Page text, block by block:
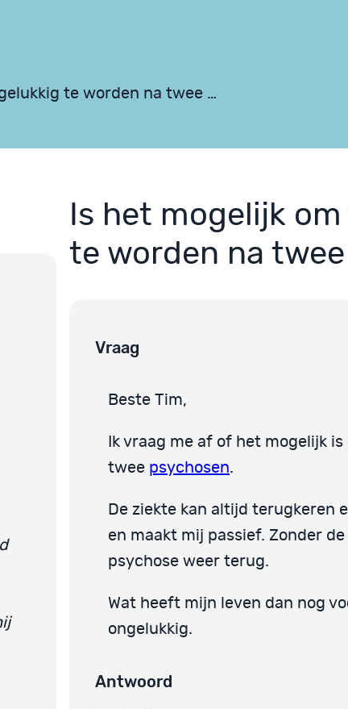
te worden na twee …
Is het mogelijk
te worden na
Vraag
Beste Tim,
Ik vraag me af of het mogelijk
twee psychosen.
De ziekte kan altijd terugkeren
en maakt mij passief. Zonder
psychose weer terug.
Wat heeft mijn leven dan nog
ongelukkig.
Antwoord